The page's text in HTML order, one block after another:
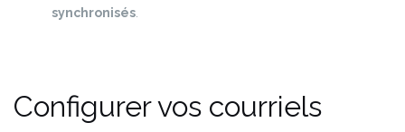
synchronisés.
Configurer vos courriels